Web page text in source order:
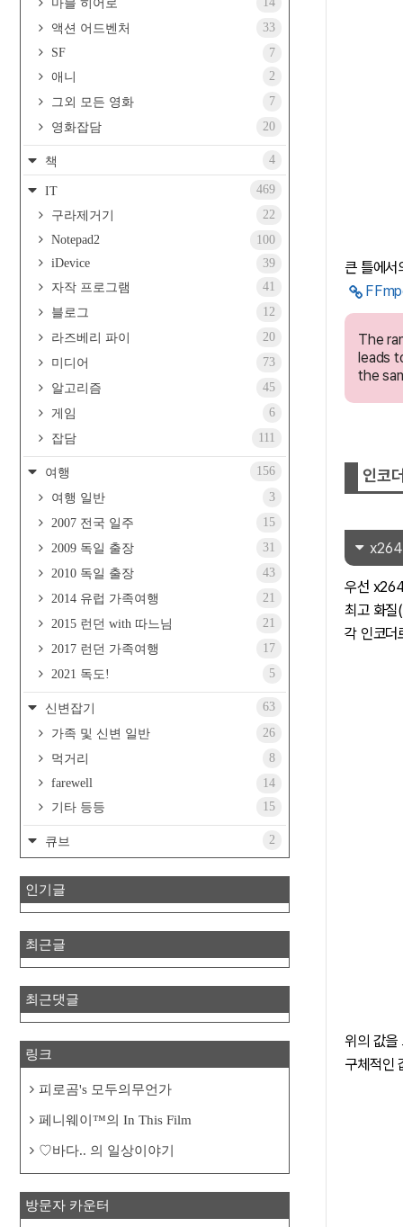
큰 틀에
The
leads
the
인코
x264
우선
최고 화
각 인코
위의 값
구체적
마블 히어로
액션 어드벤처
33
SF
7
애니
2
그외 모든 영화
7
영화잡담
20
책 4
IT
469
구라제거기
22
Notepad2
100
iDevice
39
자작 프로그램
41
블로그
12
라즈베리 파이
20
미디어
73
알고리즘
45
게임
6
잡담
111
여행
156
여행 일반
3
2007 전국 일주
15
2009 독일 출장
31
2010 독일 출장
43
2014 유럽 가족여행
21
2015 런던 with 따느님
21
2017 런던 가족여행
17
2021 독도!
5
신변잡기
63
가족 및 신변 일반
26
먹거리
8
farewell
14
기타 등등
15
큐브 2
인기글
최근글
최근댓글
링크
피로곰's 모두의무언가
페니웨이™의 In This Film
♡바다.. 의 일상이야기
방문자 카운터